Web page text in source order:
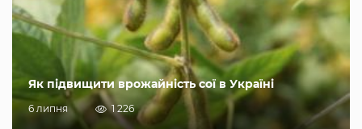
Як підвищити врожайність сої в Україні
6 липня 1 226